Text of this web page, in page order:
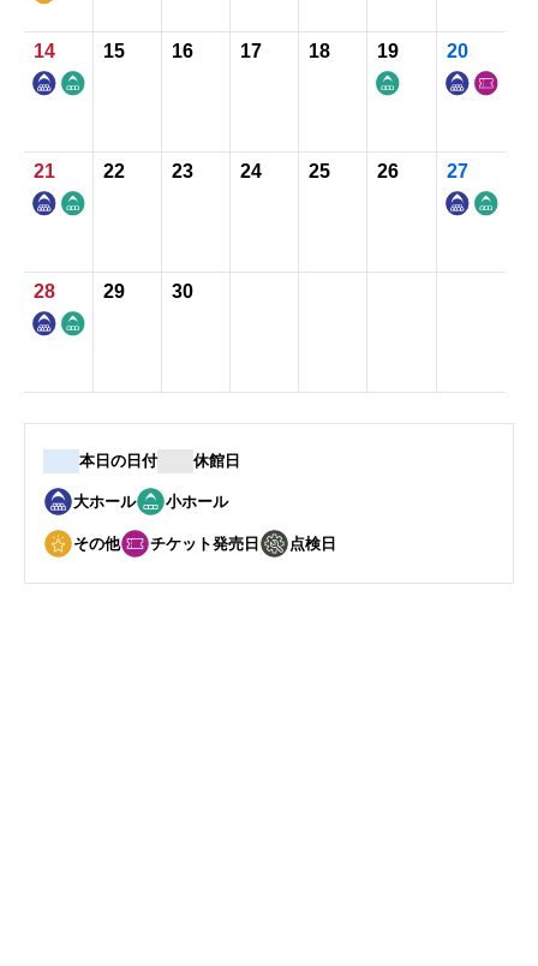
14 15 16 17 18 19 20
21 22 23 24 25 26 27
28 29 30
本日の日付 休館日
大ホール 小ホール
その他 チケット発売日 点検日